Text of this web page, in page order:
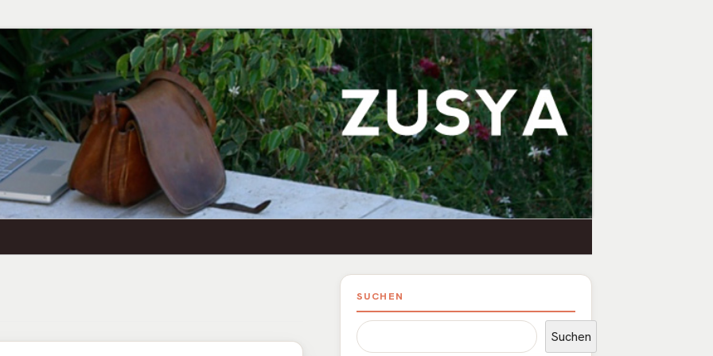
Haupt-
Seitenleiste
SUCHEN
Suchen